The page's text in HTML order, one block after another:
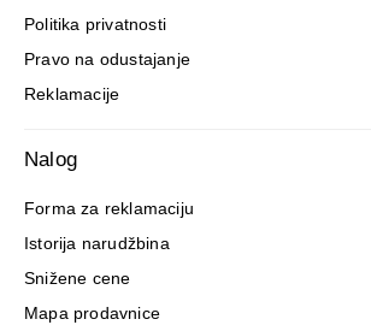
Politika privatnosti
Pravo na odustajanje
Reklamacije
Nalog
Forma za reklamaciju
Istorija narudžbina
Snižene cene
Mapa prodavnice